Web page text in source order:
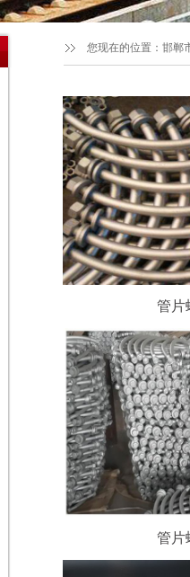
您现在的位置： 邯郸
管片
管片